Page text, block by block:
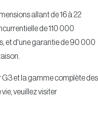
allant de 16 à 22
de 110 000
et d'une garantie de 90 000
G3 et la gamme complète des
veuillez visiter